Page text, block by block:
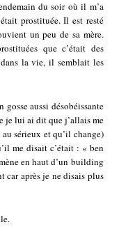
du soir où il m’a
prostituée. Il est resté
un peu de sa mère.
que c’était des
la vie, il semblait les
aussi désobéissante
je lui ai dit que j’allais me
sérieux et qu’il change)
me disait c’était : « ben
en haut d’un building
car après je ne disais plus